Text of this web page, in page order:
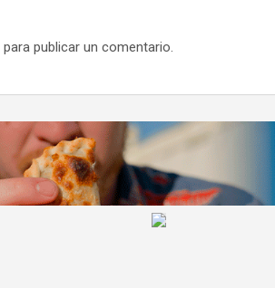
para publicar un comentario.